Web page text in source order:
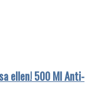
ellen! 500 Ml Anti-